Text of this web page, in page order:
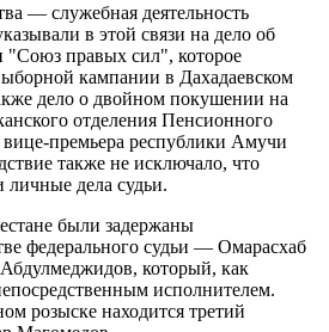
— служебная деятельность
в этой связи на дело об
"Союз правых сил", которое
кампании в Дахадаевском
дело о двойном покушении на
отделения Пенсионного
премьера республики Амучи
также не исключало, что
личные дела судьи.
были задержаны
федерального судьи — Омарасхаб
который, как
исполнителем.
розыске находится третий